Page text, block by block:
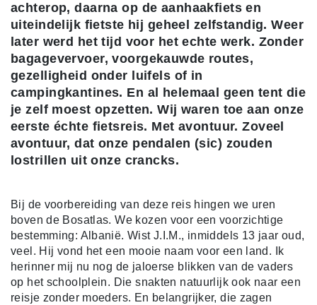
achterop, daarna op de aanhaakfiets en
uiteindelijk fietste hij geheel zelfstandig. Weer
later werd het tijd voor het echte werk. Zonder
bagagevervoer, voorgekauwde routes,
gezelligheid onder luifels of in
campingkantines. En al helemaal geen tent die
je zelf moest opzetten. Wij waren toe aan onze
eerste échte fietsreis. Met avontuur. Zoveel
avontuur, dat onze pendalen (sic) zouden
lostrillen uit onze crancks.
Bij de voorbereiding van deze reis hingen we uren
boven de Bosatlas. We kozen voor een voorzichtige
bestemming: Albanië. Wist J.I.M., inmiddels 13 jaar oud,
veel. Hij vond het een mooie naam voor een land. Ik
herinner mij nu nog de jaloerse blikken van de vaders
op het schoolplein. Die snakten natuurlijk ook naar een
reisje zonder moeders. En belangrijker, die zagen